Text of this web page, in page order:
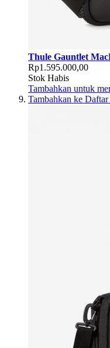
Thule Gauntlet
Rp1.595.000,00
Stok Habis
Tambahkan untuk
Tambahkan ke